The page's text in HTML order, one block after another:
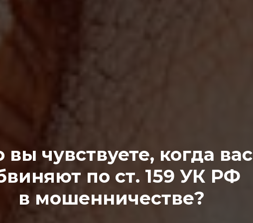
вы чувствуете, когда вас
по ст. 159 УК РФ
в мошенничестве?